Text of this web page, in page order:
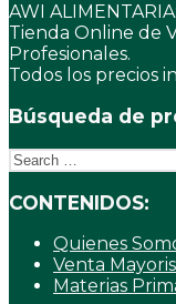
AWI
Tienda Online de
Profesionales.
Todos los precios
Búsqueda de
Search
for:
CONTENIDOS:
Quienes
Venta
Materias